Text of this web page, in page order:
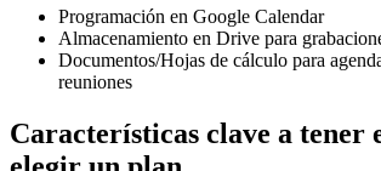
Programación en Google Calendar
Almacenamiento en Drive para
Documentos/Hojas de cálculo para
reuniones
Características clave a tener